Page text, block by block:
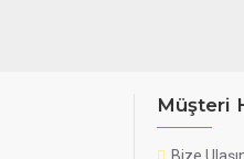
Müşteri